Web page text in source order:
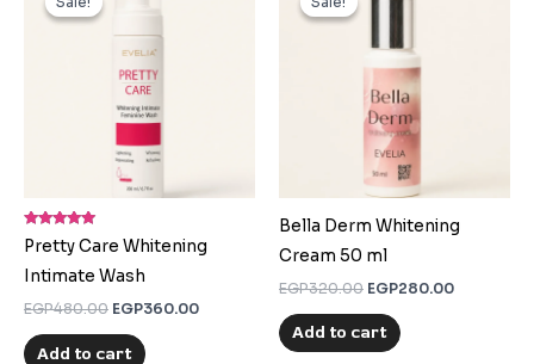
Rated
5.00
Pretty Care Whitening
Intimate Wash
EGP480.00
EGP480.00.
EGP360.00
Add to cart
Bella Derm Whitening
Cream 50 ml
EGP320.00 EGP280.00
Add to cart